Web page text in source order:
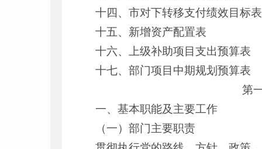
十四、市对下转移支付绩效目标表
十五、新增资产配置表
十六、上级补助项目支出预算表
十七、部门项目中期规划预算表
第
一、基本职能及主要工作
（一）部门主要职责